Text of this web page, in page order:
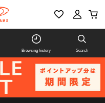
Browsing history Search